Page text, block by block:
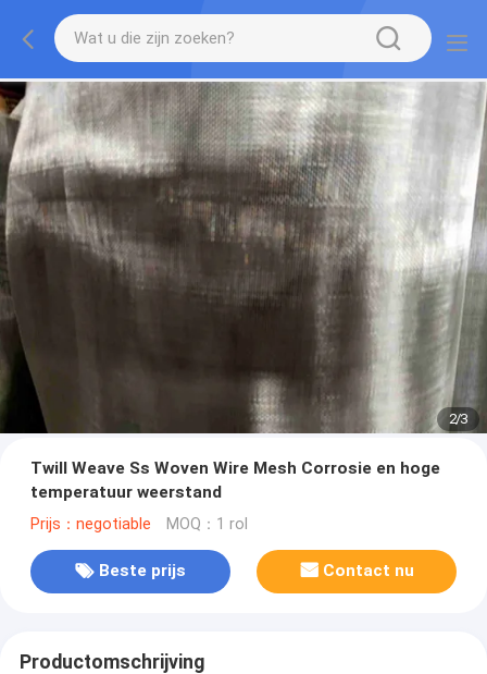
2/3
Twill Weave Ss Woven Wire Mesh Corrosie en hoge
temperatuur weerstand
Prijs：negotiable MOQ：1 rol
Beste prijs Contact nu
Productomschrijving